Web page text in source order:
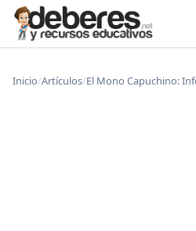
Inicio/Artículos/El Mono Capuchino: